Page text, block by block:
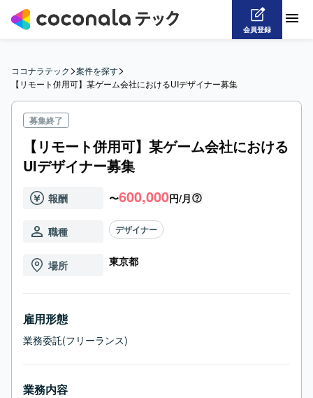
会員登録
ココナラテック>案件を探す>
【リモート併用可】某ゲーム会社におけるUIデザイナー募集
募集終了
【リモート併用可】某ゲーム会社における
UIデザイナー募集
報酬 〜600,000円/月
職種 デザイナー
場所 東京都
雇用形態
業務委託(フリーランス)
業務内容